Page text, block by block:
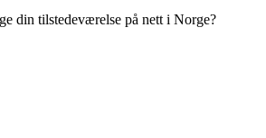
din tilstedeværelse på nett i Norge?